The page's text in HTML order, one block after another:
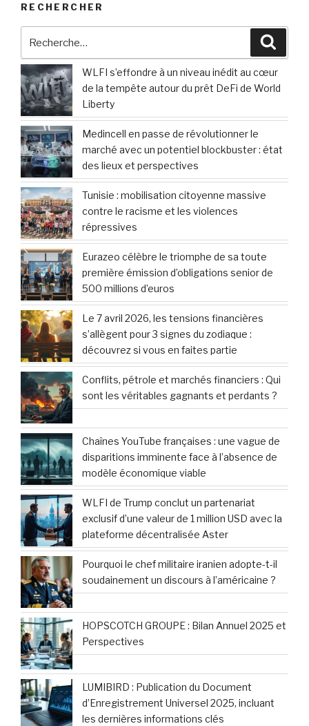
RECHERCHER
:
WLFI s’effondre à un niveau inédit au cœur
de la tempête autour du prêt DeFi de World
Liberty
Medincell en passe de révolutionner le
marché avec un potentiel blockbuster : état
des lieux et perspectives
Tunisie : mobilisation citoyenne massive
contre le racisme et les violences
répressives
Eurazeo célèbre le triomphe de sa toute
première émission d’obligations senior de
500 millions d’euros
Le 7 avril 2026, les tensions financières
s’allègent pour 3 signes du zodiaque :
découvrez si vous en faites partie
Conflits, pétrole et marchés financiers : Qui
sont les véritables gagnants et perdants ?
Chaînes YouTube françaises : une vague de
disparitions imminente face à l’absence de
modèle économique viable
WLFI de Trump conclut un partenariat
exclusif d’une valeur de 1 million USD avec la
plateforme décentralisée Aster
Pourquoi le chef militaire iranien adopte-t-il
soudainement un discours à l’américaine ?
HOPSCOTCH GROUPE : Bilan Annuel 2025 et
Perspectives
LUMIBIRD : Publication du Document
d’Enregistrement Universel 2025, incluant
les dernières informations clés